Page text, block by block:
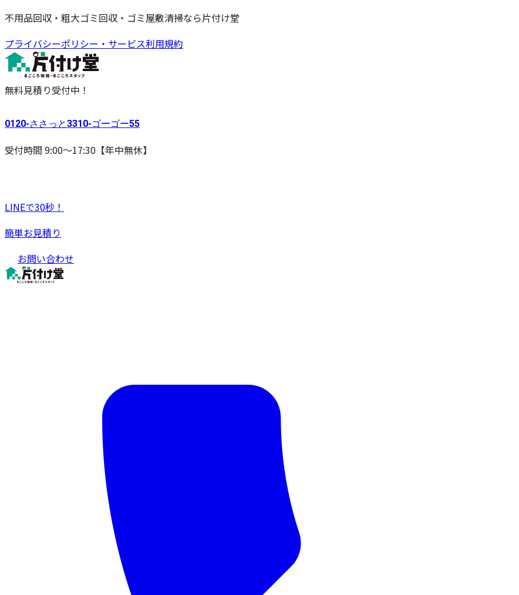
不用品回収・粗大ゴミ回収・ゴミ屋敷清掃なら片付け堂
プライバシーポリシー・サービス利用規約
無料見積り受付中！
0120-ささっと3310-ゴーゴー55
受付時間 9:00〜17:30【年中無休】
LINEで30秒！
簡単お見積り
お問い合わせ